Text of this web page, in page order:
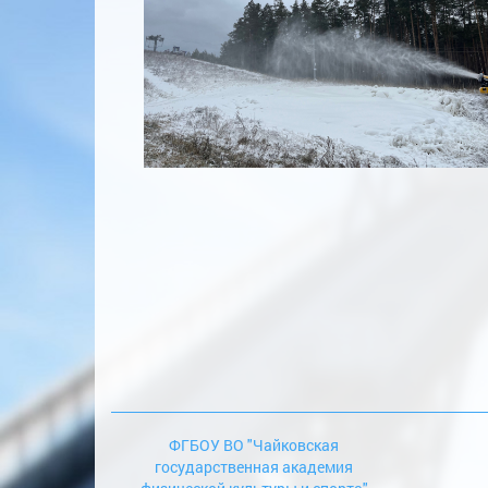
ФГБОУ ВО "Чайковская
государственная академия